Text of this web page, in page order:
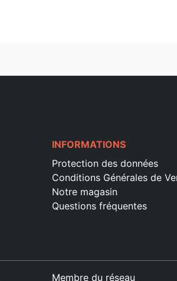
INFORMATIONS
Protection des données
Conditions Générales de
Notre magasin
Questions fréquentes
Membre du réseau